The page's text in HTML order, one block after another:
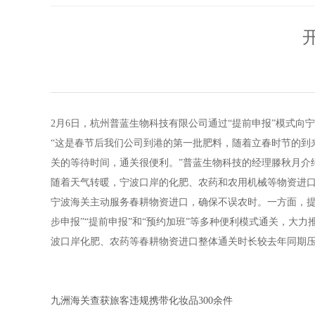
2月6日，杭州普蓝生物科技有限公司通过“提前申报”模式
“这是春节后我们公司到港的第一批肥料，随着立春时节的
关的等待时间，通关很便利。”普蓝生物科技的经理滕秋月介
随着天气转暖，宁波口岸的化肥、农药和农用机械等物资进
宁波海关主动服务春耕物资进口，确保不误农时。一方面，
步申报”“提前申报”和“预约加班”等多种便利模式通关，大
波口岸化肥、农药等春耕物资进口整体通关时长较去年同期
九洲海关查获旅客违规携带化妆品300余件